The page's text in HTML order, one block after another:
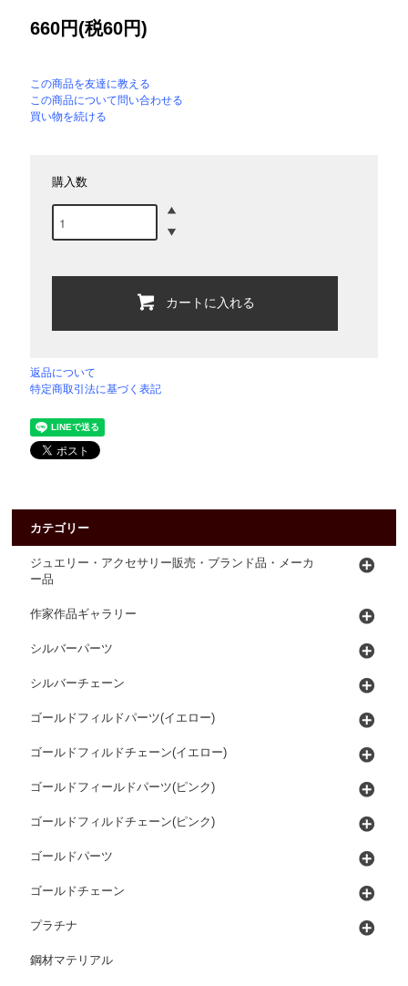
660円(税60円)
この商品を友達に教える
この商品について問い合わせる
買い物を続ける
購入数
カートに入れる
返品について
特定商取引法に基づく表記
カテゴリー
ジュエリー・アクセサリー販売・ブランド品・メーカ
ー品
作家作品ギャラリー
シルバーパーツ
シルバーチェーン
ゴールドフィルドパーツ(イエロー)
ゴールドフィルドチェーン(イエロー)
ゴールドフィールドパーツ(ピンク)
ゴールドフィルドチェーン(ピンク)
ゴールドパーツ
ゴールドチェーン
プラチナ
鋼材マテリアル